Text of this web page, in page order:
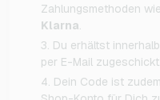
Zahlungsmethoden wie
Klarna.
Du erhältst
per E-Mail zugeschickt.
Dein Code ist